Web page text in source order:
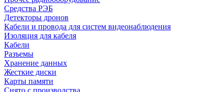
Средства РЭБ
Детекторы дронов
Кабели и провода для систем видеонаблюдения
Изоляция для кабеля
Кабели
Разъемы
Хранение данных
Жесткие диски
Карты памяти
Снято с производства